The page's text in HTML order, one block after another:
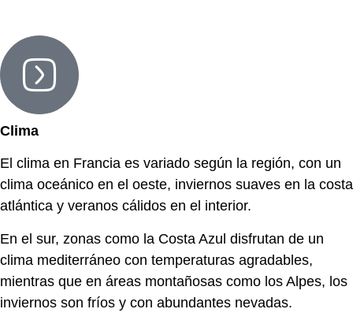
Clima
El clima en Francia es variado según la región, con un
clima oceánico en el oeste, inviernos suaves en la costa
atlántica y veranos cálidos en el interior.
En el sur, zonas como la Costa Azul disfrutan de un
clima mediterráneo con temperaturas agradables,
mientras que en áreas montañosas como los Alpes, los
inviernos son fríos y con abundantes nevadas.